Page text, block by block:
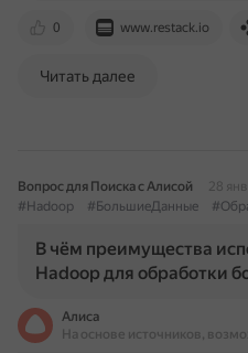
0 www.restack.io
Читать далее
Вопрос для Поиска с Алисой
28
#Hadoop
#БольшиеДанные
В чём преимущества
Hadoop для обработки
Алиса
На основе источников,